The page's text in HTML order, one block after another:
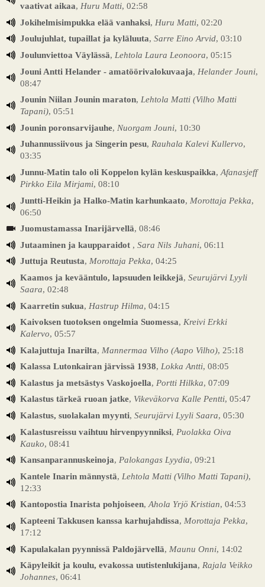
vaativat aikaa, Huru Matti, 02:58
Jokihelmisimpukka elää vanhaksi, Huru Matti, 02:20
Joulujuhlat, tupaillat ja kyläluuta, Sarre Eino Arvid, 03:10
Joulunviettoa Väylässä, Lehtola Laura Leonoora, 05:15
Jouni Antti Helander - amatöörivalokuvaaja, Helander Jouni,
08:47
Jounin Niilan Jounin maraton, Lehtola Matti (Vilho Matti
Tapani), 05:51
Jounin poronsarvijauhe, Nuorgam Jouni, 10:30
Juhannussiivous ja Singerin pesu, Rauhala Kalevi Kullervo,
03:35
Junnu-Matin talo oli Koppelon kylän keskuspaikka, Afanasjeff
Pirkko Eila Mirjami, 08:10
Juntti-Heikin ja Halko-Matin karhunkaato, Morottaja Pekka,
06:50
Juomustamassa Inarijärvellä, 08:46
Jutaaminen ja kaupparaidot , Sara Nils Juhani, 06:11
Juttuja Reutusta, Morottaja Pekka, 04:25
Kaamos ja kevääntulo, lapsuuden leikkejä, Seurujärvi Lyyli
Saara, 02:48
Kaarretin sukua, Hastrup Hilma, 04:15
Kaivoksen tuotoksen ongelmia Suomessa, Kreivi Erkki
Kalervo, 05:57
Kalajuttuja Inarilta, Mannermaa Vilho (Aapo Vilho), 25:18
Kalassa Lutonkairan järvissä 1938, Lokka Antti, 08:05
Kalastus ja metsästys Vaskojoella, Portti Hilkka, 07:09
Kalastus tärkeä ruoan jatke, Vikeväkorva Kalle Pentti, 05:47
Kalastus, suolakalan myynti, Seurujärvi Lyyli Saara, 05:30
Kalastusreissu vaihtuu hirvenpyynniksi, Puolakka Oiva
Kauko, 08:41
Kansanparannuskeinoja, Palokangas Lyydia, 09:21
Kantele Inarin männystä, Lehtola Matti (Vilho Matti Tapani),
12:33
Kantopostia Inarista pohjoiseen,Ahola Yrjö Kristian, 04:53
Kapteeni Takkusen kanssa karhujahdissa, Morottaja Pekka,
17:12
Kapulakalan pyynnissä Paldojärvellä, Maunu Onni, 14:02
Käpyleikit ja koulu, evakossa uutistenlukijana, Rajala Veikko
Johannes, 06:41